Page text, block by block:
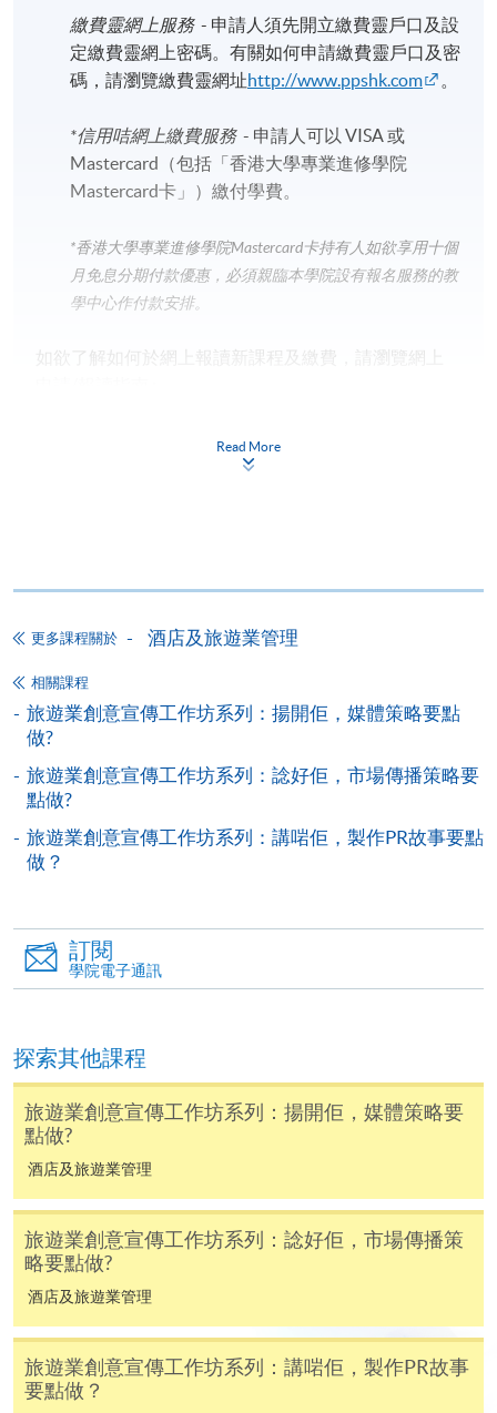
繳費靈網上服務- 申請人須先開立繳費靈戶口及設
定繳費靈網上密碼。有關如何申請繳費靈戶口及密
碼，請瀏覽繳費靈網址http://www.ppshk.com 。
*信用咭網上繳費服務- 申請人可以 VISA 或
Mastercard（包括「香港大學專業進修學院
Mastercard卡」）繳付學費。
*香港大學專業進修學院Mastercard卡持有人如欲享用十個
月免息分期付款優惠，必須親臨本學院設有報名服務的教
學中心作付款安排。
如欲了解如何於網上報讀新課程及繳費，請瀏覽網上
交下期學費的學員，提供網上服務，如學員就讀的課
程設有此服務，課程負責人會通知學員有關程序。
網上支付可通過「繳費靈」(PPS) (不適用於手機)、
Pay) 、「支付寶」(Online Alipay) 或 「轉數快」(FPS)
繳付學費。
報讀新課程
SF26報名表，親往
申請學歷頒授及專業課程可能需要其他資料，報名
表可向報名中心或有關課程負責人索取。填妥申請
表格後，請連同報名費/學費以及所需證明文件親
往報名中心或以郵遞方式遞交。
報讀同一學歷頒授課程內其他單元
Read More
更多課程關於 酒店及旅遊業管理
相關課程
旅遊業創意宣傳工作坊系列：揚開佢，媒體策略要點
做?
旅遊業創意宣傳工作坊系列：諗好佢，市場傳播策略要
點做?
旅遊業創意宣傳工作坊系列：講啱佢，製作PR故事要點
做？
訂閱
學院電子通訊
探索其他課程
旅遊業創意宣傳工作坊系列：揚開佢，媒體策略要
點做?
酒店及旅遊業管理
旅遊業創意宣傳工作坊系列：諗好佢，市場傳播策
略要點做?
酒店及旅遊業管理
旅遊業創意宣傳工作坊系列：講啱佢，製作PR故事
要點做？